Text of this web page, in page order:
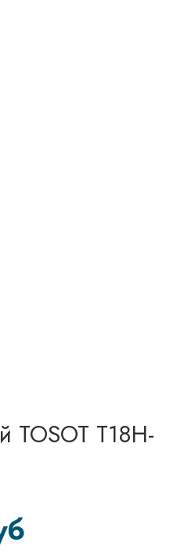
TOSOT T18H-